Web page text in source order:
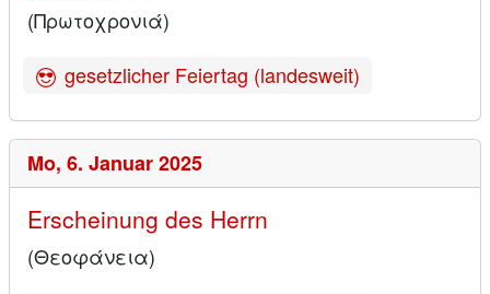
(Πρωτοχρονιά)
gesetzlicher Feiertag (landesweit)
Mo, 6. Januar 2025
Erscheinung des Herrn
(Θεοφάνεια)